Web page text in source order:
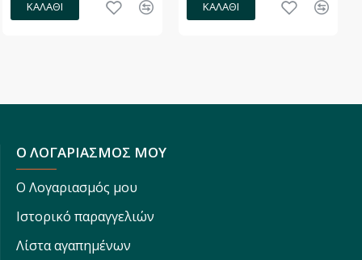
ΚΑΛΆΘΙ ΚΑΛΆΘΙ
Ο ΛΟΓΑΡΙΑΣΜΟΣ ΜΟΥ
Ο Λογαριασμός μου
Ιστορικό παραγγελιών
Λίστα αγαπημένων